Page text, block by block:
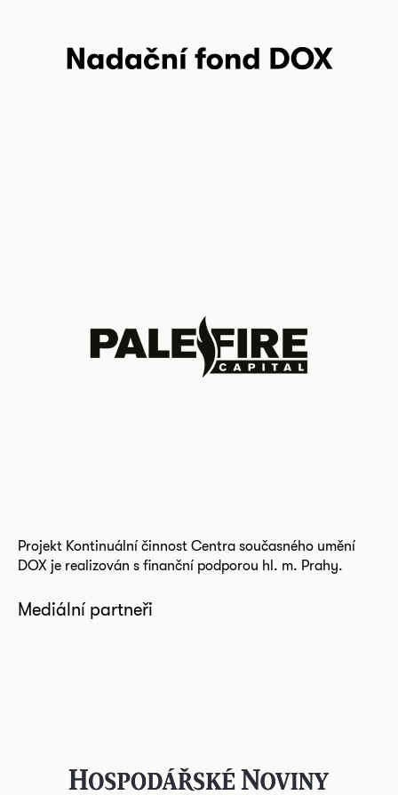
Projekt Kontinuální činnost Centra současného umění
DOX je realizován s finanční podporou hl. m. Prahy.
Mediální partneři